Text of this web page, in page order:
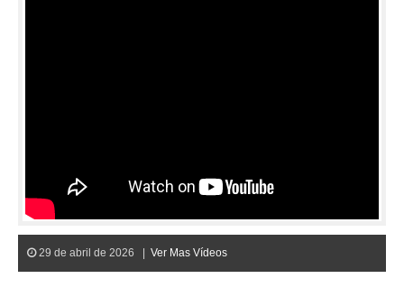
29 de abril de 2026 |Ver Mas Vídeos